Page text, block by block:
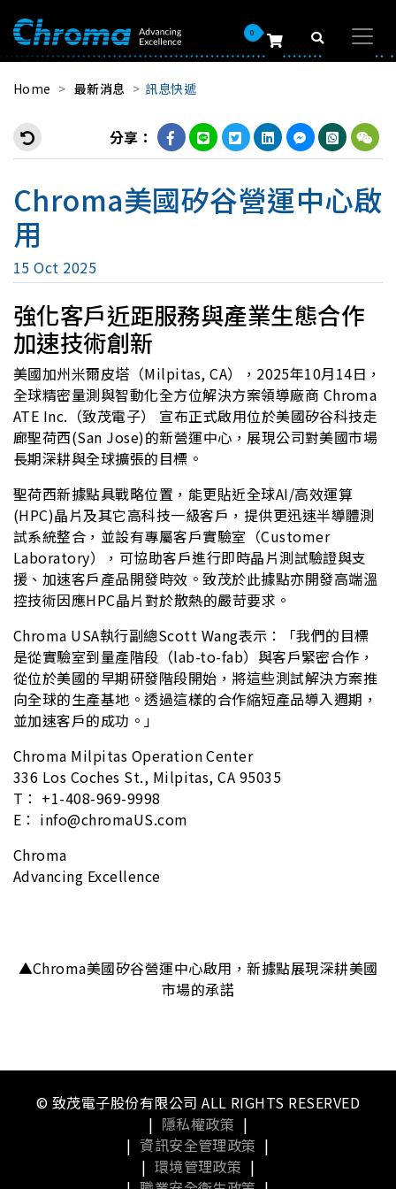
0
Home 最新消息 訊息快遞
分享：
Chroma美國矽谷營運中心啟
用
15 Oct 2025
強化客戶近距服務與產業生態合作
加速技術創新
美國加州米爾皮塔（Milpitas, CA），2025年10月14日，
全球精密量測與智動化全方位解決方案領導廠商 Chroma
ATE Inc.（致茂電子） 宣布正式啟用位於美國矽谷科技走
廊聖荷西(San Jose)的新營運中心，展現公司對美國市場
長期深耕與全球擴張的目標。
聖荷西新據點具戰略位置，能更貼近全球AI/高效運算
(HPC)晶片及其它高科技一級客戶，提供更迅速半導體測
試系統整合，並設有專屬客戶實驗室（Customer
Laboratory），可協助客戶進行即時晶片測試驗證與支
援、加速客戶產品開發時效。致茂於此據點亦開發高端溫
控技術因應HPC晶片對於散熱的嚴苛要求。
Chroma USA執行副總Scott Wang表示：「我們的目標
是從實驗室到量產階段（lab-to-fab）與客戶緊密合作，
從位於美國的早期研發階段開始，將這些測試解決方案推
向全球的生產基地。透過這樣的合作縮短產品導入週期，
並加速客戶的成功。」
Chroma Milpitas Operation Center
336 Los Coches St., Milpitas, CA 95035
T： +1-408-969-9998
E： info@chromaUS.com
Chroma
Advancing Excellence
▲Chroma美國矽谷營運中心啟用，新據點展現深耕美國
市場的承諾
© 致茂電子股份有限公司 ALL RIGHTS RESERVED
| 隱私權政策 |
| 資訊安全管理政策 |
| 環境管理政策 |